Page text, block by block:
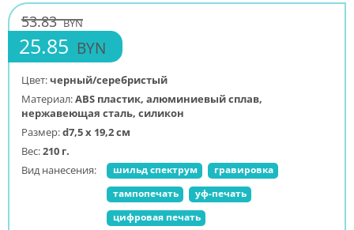
53.83 BYN
25.85 BYN
Цвет:черный/серебристый
Материал:ABS пластик, алюминиевый сплав,
нержавеющая сталь, силикон
Размер:d7,5 х 19,2 см
Вес:210 г.
Вид нанесения:
шильд спектрум
гравировка
тампопечать
уф-печать
цифровая печать